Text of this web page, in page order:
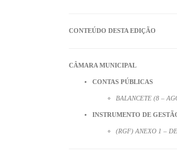
CONTEÚDO DESTA EDIÇÃO
CÂMARA MUNICIPAL
CONTAS PÚBLICAS
BALANCETE (8 –
INSTRUMENTO DE
(RGF) ANEXO 1 –